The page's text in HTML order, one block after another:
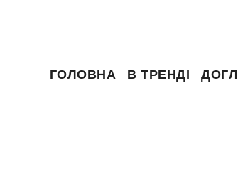
ГОЛОВНА В ТРЕНДІ